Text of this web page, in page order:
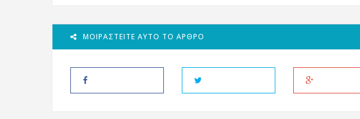
ΜΟΙΡΑΣΤΕΊΤΕ ΑΥΤΌ ΤΟ ΆΡΘΡΟ